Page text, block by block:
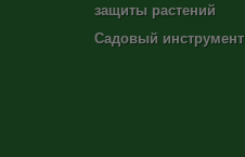
защиты растений
Садовый инструмент